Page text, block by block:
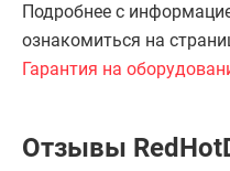
Подробнее с
ознакомиться на
Гарантия на
Отзывы